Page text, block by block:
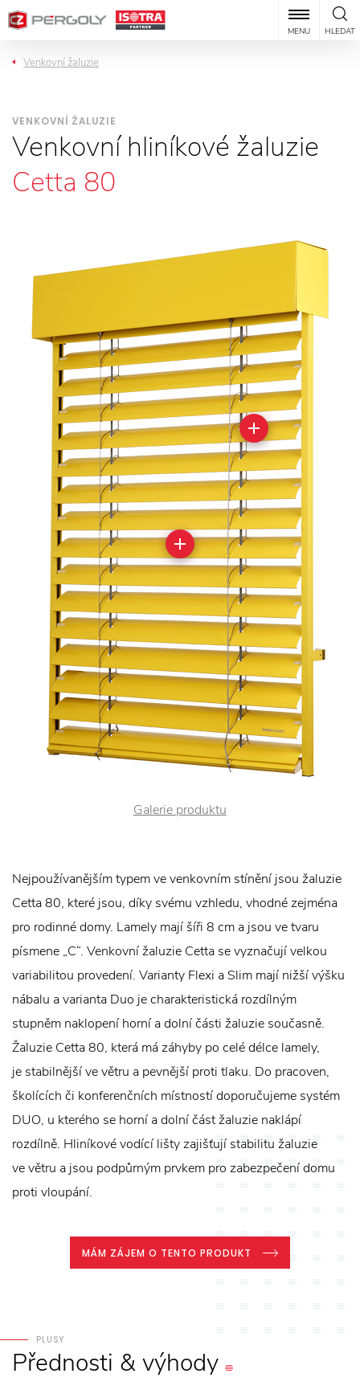
HLEDAT
MENU
Venkovní žaluzie
VENKOVNÍ ŽALUZIE
Venkovní hliníkové žaluzie
Cetta 80
Galerie produktu
Nejpoužívanějším typem ve venkovním stínění jsou žaluzie
Cetta 80, které jsou, díky svému vzhledu, vhodné zejména
pro rodinné domy. Lamely mají šíři 8 cm a jsou ve tvaru
písmene „C“. Venkovní žaluzie Cetta se vyznačují velkou
variabilitou provedení. Varianty Flexi a Slim mají nižší výšku
nábalu a varianta Duo je charakteristická rozdílným
stupněm naklopení horní a dolní části žaluzie současně.
Žaluzie Cetta 80, která má záhyby po celé délce lamely,
je stabilnější ve větru a pevnější proti tlaku. Do pracoven,
školících či konferenčních místností doporučujeme systém
DUO, u kterého se horní a dolní část žaluzie naklápí
rozdílně. Hliníkové vodící lišty zajišťují stabilitu žaluzie
ve větru a jsou podpůrným prvkem pro zabezpečení domu
proti vloupání.
MÁM ZÁJEM O TENTO PRODUKT
PLUSY
Přednosti &výhody